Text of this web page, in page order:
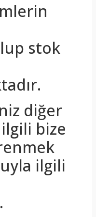
stok
diğer
bize
ilgili